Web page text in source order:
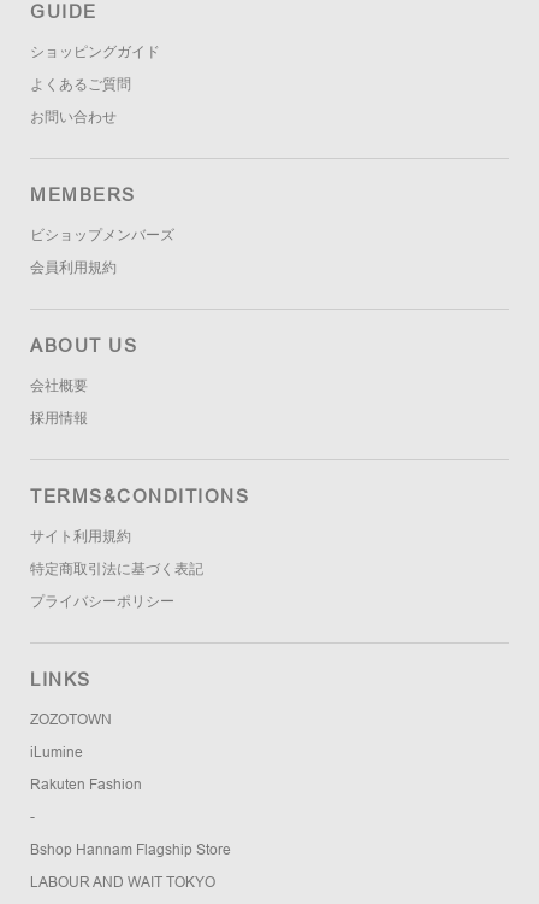
GUIDE
ショッピングガイド
よくあるご質問
お問い合わせ
MEMBERS
ビショップメンバーズ
会員利用規約
ABOUT US
会社概要
採用情報
TERMS&CONDITIONS
サイト利用規約
特定商取引法に基づく表記
プライバシーポリシー
LINKS
ZOZOTOWN
iLumine
Rakuten Fashion
-
Bshop Hannam Flagship Store
LABOUR AND WAIT TOKYO